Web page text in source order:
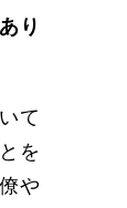
り
て
を
や